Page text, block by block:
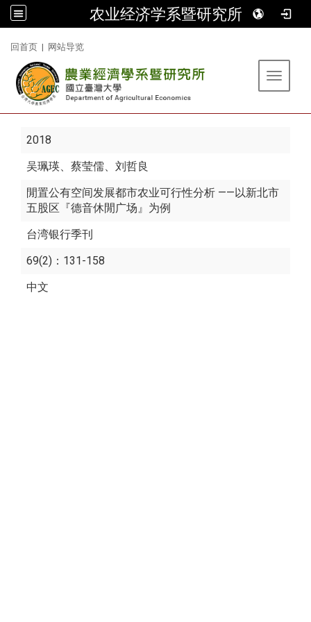
农业经济学系暨研究所
回首页 | 网站导览
Toggle
2018
吴珮瑛、蔡莹儒、刘哲良
閒置公有空间发展都市农业可行性分析 ——以新北市
五股区『德音休閒广场』为例
台湾银行季刊
69(2)：131-158
中文